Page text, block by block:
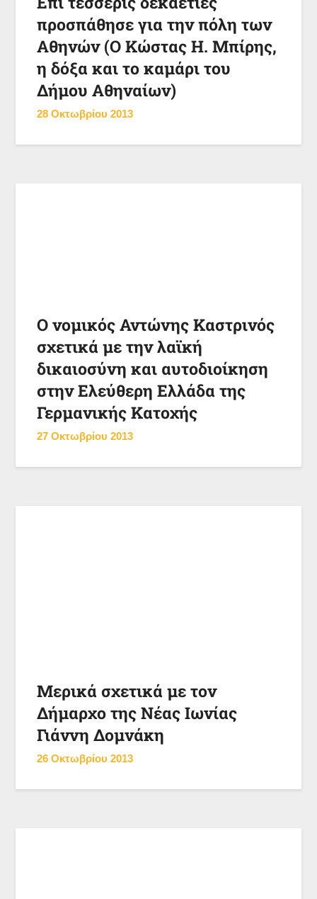
προσπάθησε για την πόλη των
Αθηνών (Ο Κώστας Η. Μπίρης,
η δόξα και το καμάρι του
Δήμου Αθηναίων)
28 Οκτωβρίου 2013
Ο νομικός Αντώνης Καστρινός
σχετικά με την λαϊκή
δικαιοσύνη και αυτοδιοίκηση
στην Ελεύθερη Ελλάδα της
Γερμανικής Κατοχής
27 Οκτωβρίου 2013
Μερικά σχετικά με τον
Δήμαρχο της Νέας Ιωνίας
Γιάννη Δομνάκη
26 Οκτωβρίου 2013